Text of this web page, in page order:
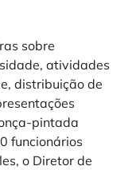
sobre
atividades
distribuição de
pintada
funcionários
o Diretor de